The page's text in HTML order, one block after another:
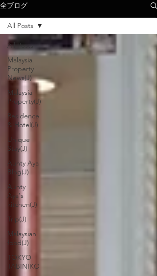
全ブログ
All Posts
Malaysia
Property
News(J)
Malaysia
Property(J)
Residence
& Hotel(J)
Unique
Stay(J)
Aunty Aya
Blog(J)
Aunty
Aya's
kitchen(J)
Trip(J)
Malaysian
food(J)
TOKYO
TABINIKO
All Posts